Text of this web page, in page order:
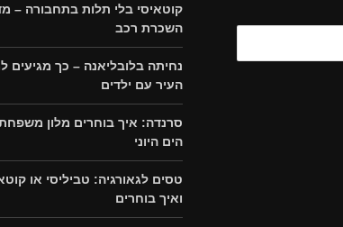
קוטאיסי בלי תלות בתחבורה –
השכרת רכב
נחיתה בלובליאנה – כך מגיעים
העיר עם ילדים
סרנדה: איך בוחרים מלון
הים היוני
טסים לגאורגיה: טביליסי או
ואיך בוחרים